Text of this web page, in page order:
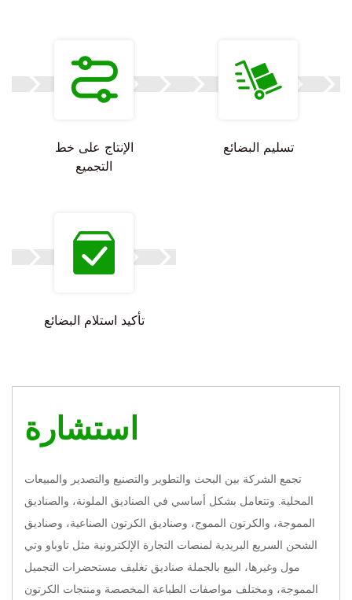
الإنتاج على خط
التجميع
تسليم البضائع
تأكيد استلام البضائع
استشارة
تجمع الشركة بين البحث والتطوير والتصنيع والتصدير والمبيعات
المحلية. وتتعامل بشكل أساسي في الصناديق الملونة، والصناديق
المموجة، والكرتون المموج، وصناديق الكرتون الصناعية، وصناديق
الشحن السريع البريدية لمنصات التجارة الإلكترونية مثل تاوباو وتي
مول وغيرها، البيع بالجملة صناديق تغليف مستحضرات التجميل
المموجة، ومختلف مواصفات الطباعة المخصصة ومنتجات الكرتون